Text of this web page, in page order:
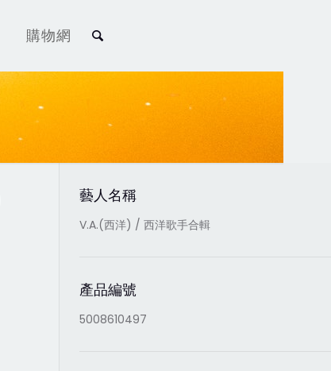
購物網
藝人名稱
V.A.(西洋) / 西洋歌手合輯
產品編號
5008610497